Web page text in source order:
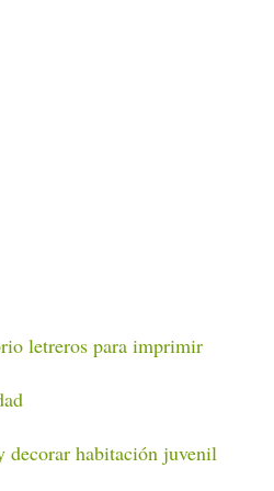
letreros para imprimir
decorar habitación juvenil